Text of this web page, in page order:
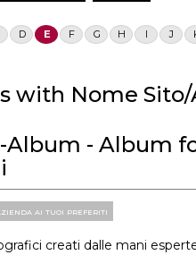
D E F G H I J
with Nome
Album - Album
ai tuoi preferiti
creati dalle mani